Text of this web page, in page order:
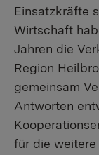
Einsatzkräfte
Wirtschaft
Jahren die
Region
gemeinsam
Antworten
für die